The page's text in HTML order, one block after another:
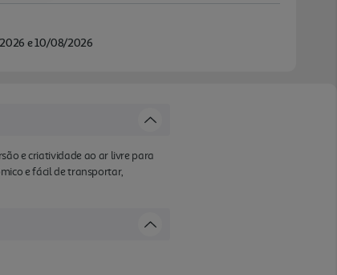
e 10/08/2026
e criatividade ao ar livre para
e fácil de transportar,